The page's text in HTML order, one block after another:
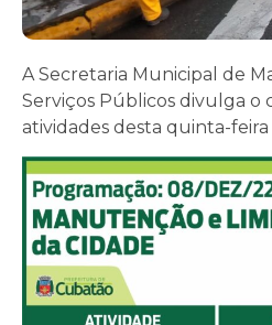
A Secretaria Municipal de
Serviços Públicos divulga o
atividades desta quinta-feira